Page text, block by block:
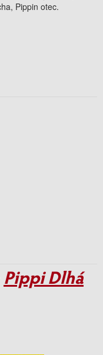
Pippin otec.
Pippi Dlhá